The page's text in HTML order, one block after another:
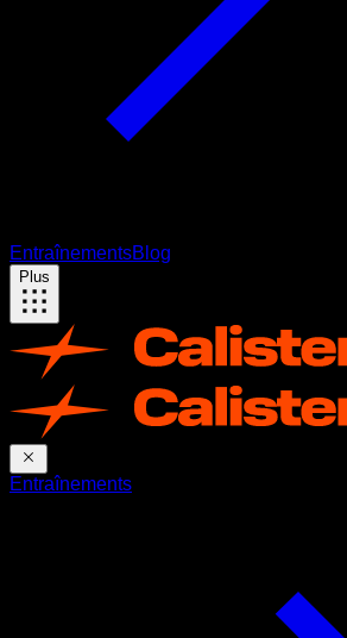
EntraînementsBlog
Plus
Entraînements